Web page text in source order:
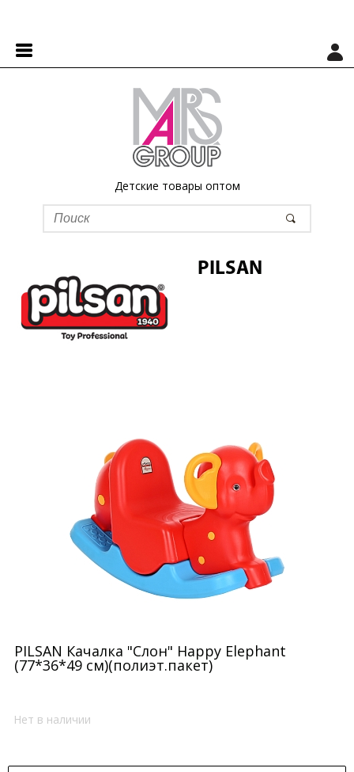
Детские товары оптом
PILSAN
PILSAN Качалка "Слон" Happy Elephant
(77*36*49 см)(полиэт.пакет)
Нет в наличии